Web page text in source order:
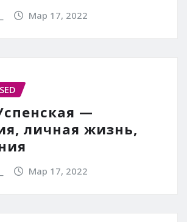
Мар 17, 2022
—
личная жизнь,
Мар 17, 2022